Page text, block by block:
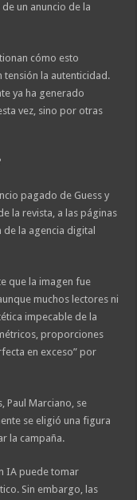
un anuncio de la
cómo esto
tensión la autenticidad.
ya ha generado
vez, sino por otras
pagado de Guess y
la revista, a las páginas
de la agencia digital
que la imagen fue
muchos lectores ni
impecable de la
proporciones
en exceso” por
Paul Marciano, se
se eligió una figura
la campaña.
IA puede tomar
Sin embargo, las